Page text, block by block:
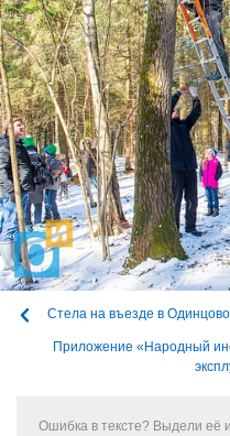
Стела на въезде в
Приложение «Народный
Ошибка в тексте? Выдели её и